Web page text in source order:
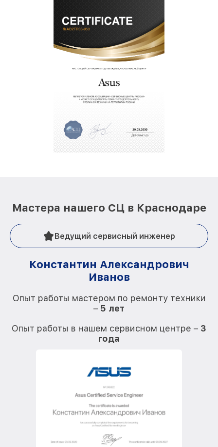
Мастера нашего СЦ в Краснодаре
Ведущий сервисный инженер
Константин Александрович
Иванов
Опыт работы мастером по ремонту техники
– 5 лет
Опыт работы в нашем сервисном центре – 3
года